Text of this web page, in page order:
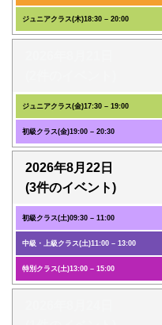
ジュニアクラス(木)18:30 – 20:00
ジュニアクラス(金)17:30 – 19:00
初級クラス(金)19:00 – 20:30
2026年8月22日
(3件のイベント)
初級クラス(土)09:30 – 11:00
中級・上級クラス(土)11:00 – 13:00
特別クラス(土)13:00 – 15:00